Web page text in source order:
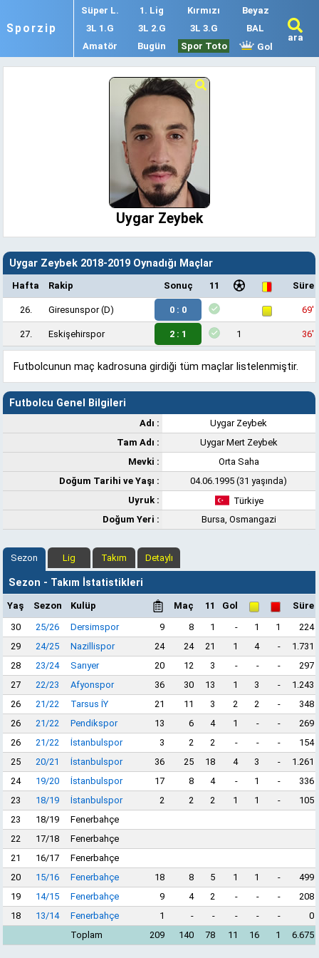
Sporzip
Süper L. 1. Lig Kırmızı
Beyaz
3L 1.G
3L 2.G 3L 3.G
BAL
Amatör
Bugün Spor Toto Gol
ara
Uygar Zeybek
Uygar Zeybek 2018-2019 Oynadığı Maçlar
Hafta Rakip Sonuç 11 Süre
26. Giresunspor(D) 0 : 0 69'
27. Eskişehirspor 2 : 1 1 36'
Futbolcunun maç kadrosuna girdiği tüm maçlar listelenmiştir.
Futbolcu Genel Bilgileri
Adı :
Uygar Zeybek
Tam Adı :
Uygar Mert Zeybek
Mevki :
Orta Saha
Doğum Tarihi ve Yaşı :
04.06.1995 (31 yaşında)
Uyruk :
Türkiye
Doğum Yeri :
Bursa, Osmangazi
Sezon Lig Takım Detaylı
Sezon - Takım İstatistikleri
Yaş Sezon Kulüp Maç 11 Gol
Süre
30
25/26 Dersimspor 9 8 1 - 1 1
224
29
24/25 Nazillispor 24 24 21 1 4 -
1.731
28
23/24 Sarıyer 20 12 3 - - -
297
27
22/23 Afyonspor 36 30 13 1 3 -
1.243
26
21/22 Tarsus İY 21 11 3 2 2 -
348
26
21/22 Pendikspor 13 6 4 1 - -
269
26
21/22 İstanbulspor 3 2 2 - - -
154
25
20/21 İstanbulspor 36 25 18 4 3 -
1.261
24
19/20 İstanbulspor 17 8 4 - 1 -
336
23
18/19 İstanbulspor 2 2 2 1 1 -
105
23
18/19
Fenerbahçe
22
17/18
Fenerbahçe
21
16/17
Fenerbahçe
20
15/16 Fenerbahçe 18 8 5 1 1 -
499
19
14/15 Fenerbahçe 9 4 2 - - -
208
18
13/14 Fenerbahçe 1 - - - - -
0
Toplam
209 140 78 11 16 1 6.675